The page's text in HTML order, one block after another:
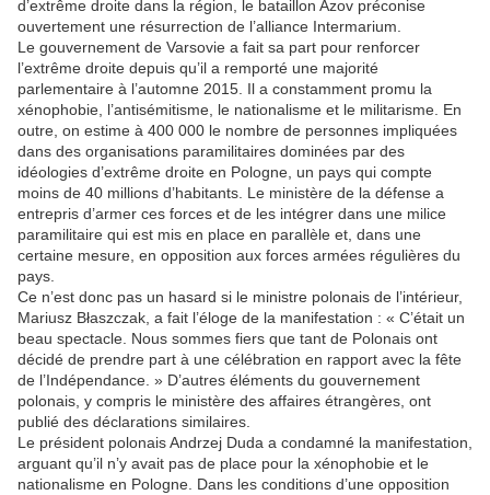
d’extrême droite dans la région, le bataillon Azov préconise
ouvertement une résurrection de l’alliance Intermarium.
Le gouvernement de Varsovie a fait sa part pour renforcer
l’extrême droite depuis qu’il a remporté une majorité
parlementaire à l’automne 2015. Il a constamment promu la
xénophobie, l’antisémitisme, le nationalisme et le militarisme. En
outre, on estime à 400 000 le nombre de personnes impliquées
dans des organisations paramilitaires dominées par des
idéologies d’extrême droite en Pologne, un pays qui compte
moins de 40 millions d’habitants. Le ministère de la défense a
entrepris d’armer ces forces et de les intégrer dans une milice
paramilitaire qui est mis en place en parallèle et, dans une
certaine mesure, en opposition aux forces armées régulières du
pays.
Ce n’est donc pas un hasard si le ministre polonais de l’intérieur,
Mariusz Błaszczak, a fait l’éloge de la manifestation : « C’était un
beau spectacle. Nous sommes fiers que tant de Polonais ont
décidé de prendre part à une célébration en rapport avec la fête
de l’Indépendance. » D’autres éléments du gouvernement
polonais, y compris le ministère des affaires étrangères, ont
publié des déclarations similaires.
Le président polonais Andrzej Duda a condamné la manifestation,
arguant qu’il n’y avait pas de place pour la xénophobie et le
nationalisme en Pologne. Dans les conditions d’une opposition